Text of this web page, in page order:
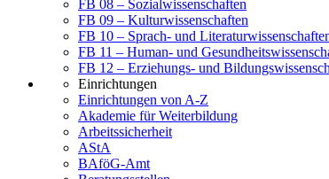
FB 08 – Sozialwissenschaften
FB 09 – Kulturwissenschaften
FB 10 – Sprach- und
FB 11 – Human- und
FB 12 – Erziehungs- und
Einrichtungen
Einrichtungen von A-Z
Akademie für Weiterbildung
Arbeitssicherheit
AStA
BAföG-Amt